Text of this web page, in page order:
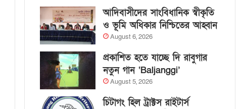
আদিবাসীদের সাংবিধানিক স্বীকৃতি
ও ভূমি অধিকার নিশ্চিতের আহ্বান
August 6, 2026
প্রকাশিত হতে যাচ্ছে দি রাবুগার
নতুন গান ‘Baljanggi’
August 5, 2026
চিটাগং হিল ট্রাক্টস রাইটার্স